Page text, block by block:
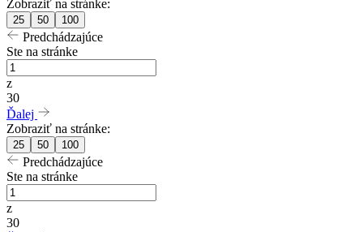
Zobraziť na stránke:
25 50 100
Predchádzajúce
Ste na stránke
z
30
Ďalej
Zobraziť na stránke:
25 50 100
Predchádzajúce
Ste na stránke
z
30